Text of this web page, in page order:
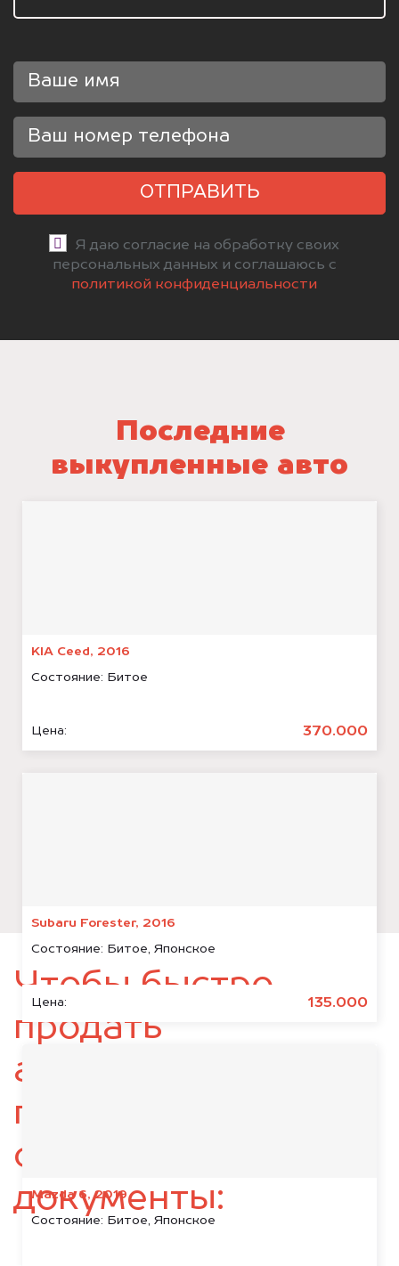
ОТПРАВИТЬ
Я даю согласие на обработку своих
персональных данных и соглашаюсь с
политикой конфиденциальности
Последние
выкупленные авто
KIA Ceed, 2016
Состояние: Битое
Цена: 370.000
Subaru Forester, 2016
Состояние: Битое, Японское
Цена: 135.000
Mazda 6, 2019
Состояние: Битое, Японское
Чтобы быстро
продать
автомобиль,
подготовьте
следующие
документы: